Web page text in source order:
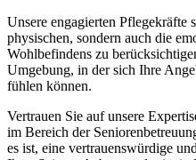
Unsere engagierten Pflegekräfte
physischen, sondern auch die
Wohlbefindens zu
Umgebung, in der sich Ihre
fühlen können.
Vertrauen Sie auf unsere
im Bereich der
es ist, eine vertrauenswürdige